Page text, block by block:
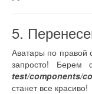
5.
Аватары по правой
запросто! Берем
test/components/
станет все красиво!